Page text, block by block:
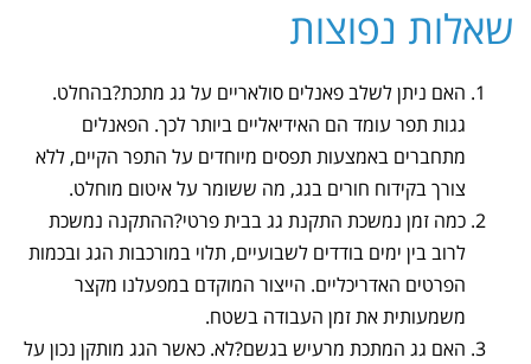
שאלות נפוצות
האם ניתן לשלב פאנלים סולאריים על גג מתכת?בהחלט.
גגות תפר עומד הם האידיאליים ביותר לכך. הפאנלים
מתחברים באמצעות תפסים מיוחדים על התפר הקיים, ללא
צורך בקידוח חורים בגג, מה ששומר על איטום מוחלט.
כמה זמן נמשכת התקנת גג בבית פרטי?ההתקנה נמשכת
לרוב בין ימים בודדים לשבועיים, תלוי במורכבות הגג ובכמות
הפרטים האדריכליים. הייצור המוקדם במפעלנו מקצר
משמעותית את זמן העבודה בשטח.
האם גג המתכת מרעיש בגשם?לא. כאשר הגג מותקן נכון על